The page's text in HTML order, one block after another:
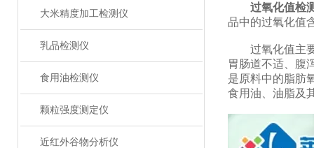
大米精度加工检测仪
乳品检测仪
食用油检测仪
颗粒强度测定仪
近红外谷物分析仪
过氧化值检
品中的过氧化值
过氧化值主要
胃肠道不适、腹
是原料中的脂肪
食用油、油脂及